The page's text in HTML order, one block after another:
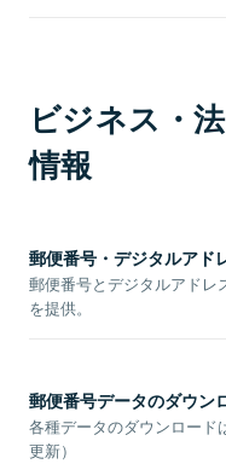
ビジネス・
情報
郵便番号・デジタルアド
郵便番号とデジタルアドレ
を提供。
郵便番号データのダウン
各種データのダウンロード
更新）